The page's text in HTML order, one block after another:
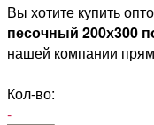
Вы хотите купить
песочный 200х300
нашей компании
Кол-во:
-